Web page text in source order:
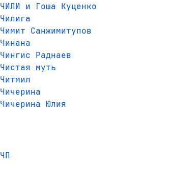
ЧИЛИ и Гоша Куценко
Чилига
Чимит Санжимитупов
Чинана
Чингис Раднаев
Чистая муть
Читмил
Чичерина
Чичерина Юлия
ЧП